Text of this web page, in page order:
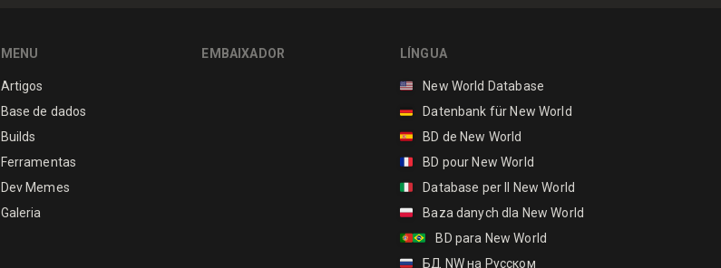
MENU
Artigos
Base de dados
Builds
Ferramentas
Dev Memes
Galeria
EMBAIXADOR LÍNGUA
🇺🇸
New World Database
🇩🇪
Datenbank für New World
🇪🇸
BD de New World
🇫🇷
BD pour New World
🇮🇹
Database per Il New World
🇵🇱
Baza danych dla New World
🇵🇹🇧🇷
BD para New World
🇷🇺
БД NW на Русском